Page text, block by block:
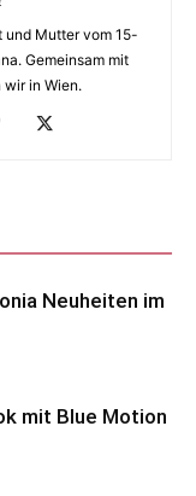
und Mutter vom 15-
Gemeinsam mit
wir in Wien.
Neuheiten im
mit Blue Motion